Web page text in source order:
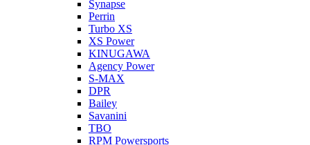
Synapse
Perrin
Turbo XS
XS Power
KINUGAWA
Agency Power
S-MAX
DPR
Bailey
Savanini
TBO
RPM Powersports